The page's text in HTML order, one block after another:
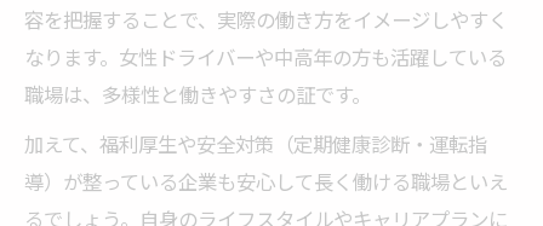
ワークライフバランス重視の求人選び術
ドライバー求人で叶えるワークライフバラ
ンスの実践法
稲城のドライバー職で両立できる働き方を
解説
容を把握することで、実際の働き方をイメージしやすく
なります。女性ドライバーや中高年の方も活躍している
職場は、多様性と働きやすさの証です。
加えて、福利厚生や安全対策（定期健康診断・運転指
導）が整っている企業も安心して長く働ける職場といえ
るでしょう。自身のライフスタイルやキャリアプランに